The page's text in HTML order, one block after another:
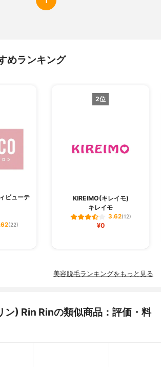
めランキング
ビューテ
(22)
2位
KIREIMO(キレイモ)
キレイモ
3.62(12)
¥0
美容脱毛ランキングをもっと見る
ン) Rin Rinの類似商品：評価・料